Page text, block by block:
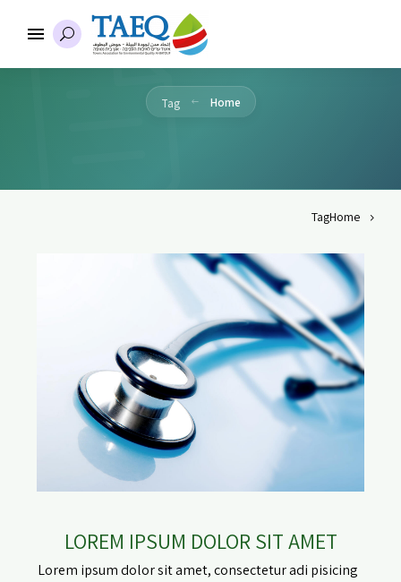
Home
Tag
Home
Tag
LOREM IPSUM DOLOR SIT AMET
Lorem ipsum dolor sit amet, consectetur adi pisicing